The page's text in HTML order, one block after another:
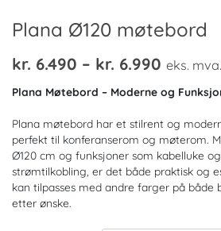
Plana Ø120 møtebord
kr. 6.490 – kr. 6.990
kr.
kr.
eks. mva.
Plana Møtebord – Moderne og
Plana møtebord har et stilrent og
perfekt til konferanserom og møterom.
Ø120 cm og funksjoner som kabelluke
strømtilkobling, er det både praktisk og
kan tilpasses med andre farger på både
etter ønske.